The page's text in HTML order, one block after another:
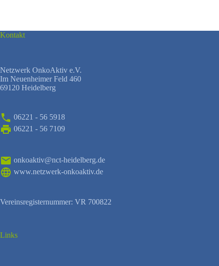
Kontakt
Netzwerk OnkoAktiv e.V.
Im Neuenheimer Feld 460
69120 Heidelberg
06221 - 56 5918
06221 - 56 7109
onkoaktiv@nct-heidelberg.de
www.netzwerk-onkoaktiv.de
Vereinsregisternummer: VR 700822
Links